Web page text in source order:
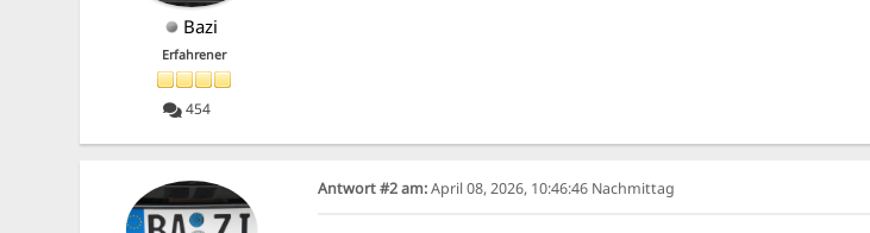
Bazi
Erfahrener
454
Antwort #2 am:April 08, 2026, 10:46:46 Nachmittag